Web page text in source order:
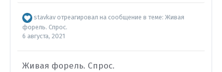
stavkav отреагировал на сообщение в теме: Живая
форель. Спрос.
6 августа, 2021
Живая форель. Спрос.